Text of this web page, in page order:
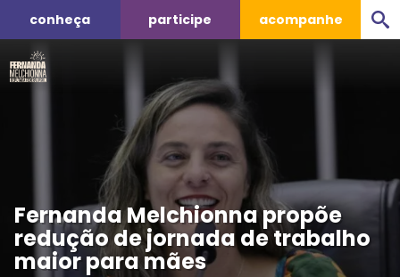
conheça participe acompanhe
Fernanda Melchionna propõe
redução de jornada de trabalho
maior para mães